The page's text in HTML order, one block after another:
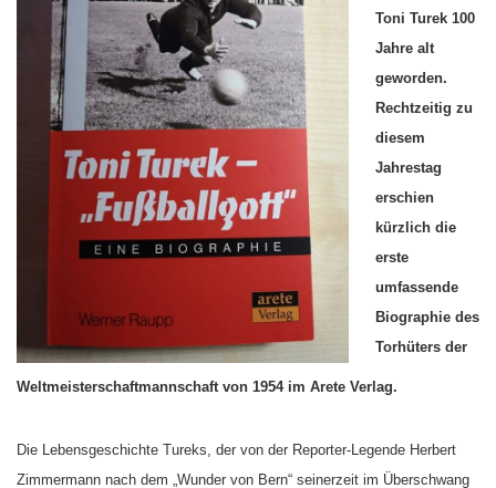
Toni Turek 100
Jahre alt
geworden.
Rechtzeitig zu
diesem
Jahrestag
erschien
kürzlich die
erste
umfassende
Biographie des
Torhüters der
Weltmeisterschaftmannschaft von 1954 im Arete Verlag.
Die Lebensgeschichte Tureks, der von der Reporter-Legende Herbert
Zimmermann nach dem „Wunder von Bern“ seinerzeit im Überschwang